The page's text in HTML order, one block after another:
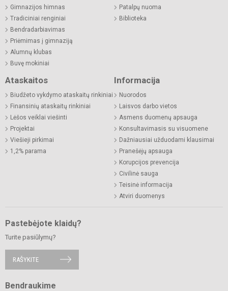
Gimnazijos himnas
Tradiciniai renginiai
Bendradarbiavimas
Priėmimas į gimnaziją
Alumnų klubas
Buvę mokiniai
Patalpų nuoma
Biblioteka
Ataskaitos
Biudžeto vykdymo ataskaitų rinkiniai
Finansinių ataskaitų rinkiniai
Lėšos veiklai viešinti
Projektai
Viešieji pirkimai
1,2% parama
Informacija
Nuorodos
Laisvos darbo vietos
Asmens duomenų apsauga
Konsultavimasis su visuomene
Dažniausiai užduodami klausimai
Pranešėjų apsauga
Korupcijos prevencija
Civilinė sauga
Teisinė informacija
Atviri duomenys
Pastebėjote klaidų?
Turite pasiūlymų?
RAŠYKITE
Bendraukime